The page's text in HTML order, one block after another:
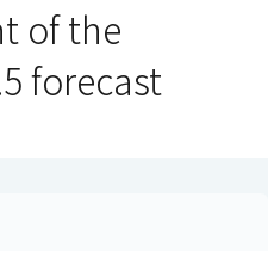
of the
forecast